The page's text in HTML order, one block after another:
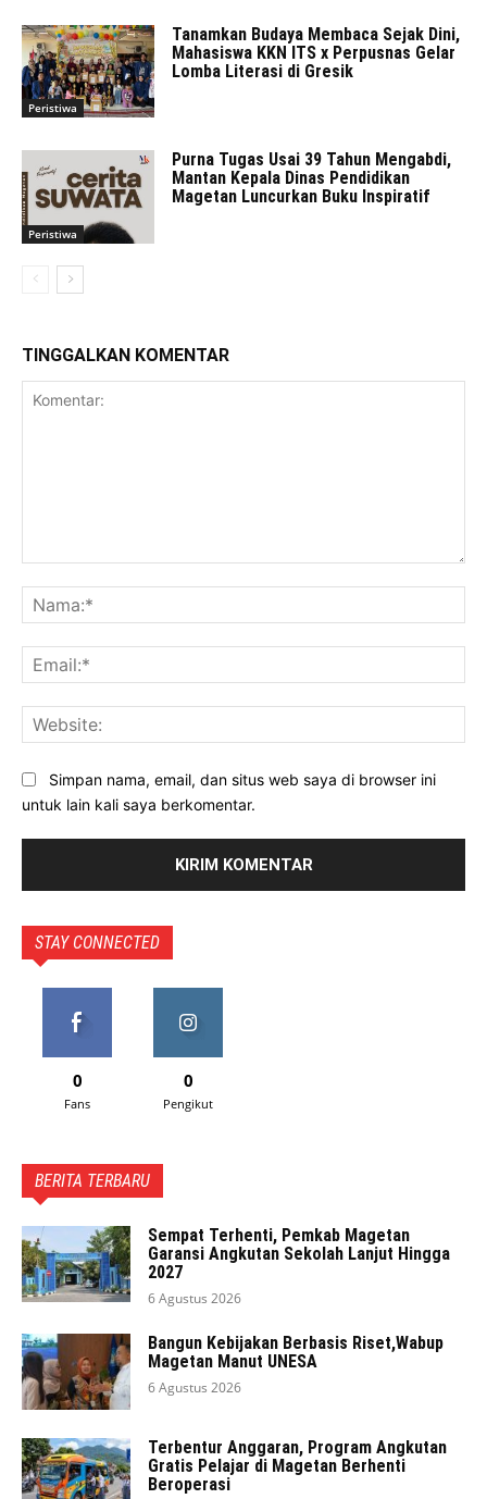
Peristiwa
Tanamkan Budaya Membaca Sejak Dini,
Mahasiswa KKN ITS x Perpusnas Gelar
Lomba Literasi di Gresik
Peristiwa
Purna Tugas Usai 39 Tahun Mengabdi,
Mantan Kepala Dinas Pendidikan
Magetan Luncurkan Buku Inspiratif
TINGGALKAN KOMENTAR
Simpan nama, email, dan situs web saya di browser ini
untuk lain kali saya berkomentar.
STAY CONNECTED
0
Fans
0
Pengikut
BERITA TERBARU
Sempat Terhenti, Pemkab Magetan
Garansi Angkutan Sekolah Lanjut Hingga
2027
6 Agustus 2026
Bangun Kebijakan Berbasis Riset,Wabup
Magetan Manut UNESA
6 Agustus 2026
Terbentur Anggaran, Program Angkutan
Gratis Pelajar di Magetan Berhenti
Beroperasi